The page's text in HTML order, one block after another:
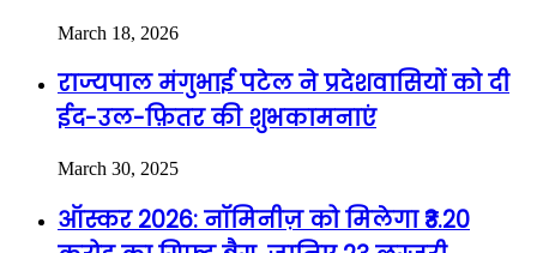
March 18, 2026
राज्यपाल मंगुभाई पटेल ने प्रदेशवासियों को दी
ईद-उल-फ़ितर की शुभकामनाएं
March 30, 2025
ऑस्कर 2026: नॉमिनीज़ को मिलेगा ₹3.20